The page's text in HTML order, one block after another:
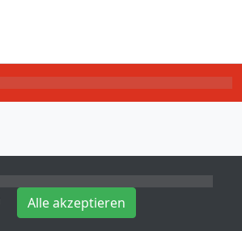
Alle akzeptieren